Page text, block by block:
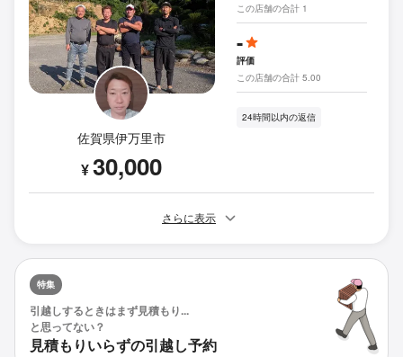
佐賀県伊万里市
¥30,000
この店舗の合計 1
-
評価
この店舗の合計 5.00
24時間以内の返信
さらに表示
特集
引越しするときはまず見積もり...
と思ってない？
見積もりいらずの引越し予約